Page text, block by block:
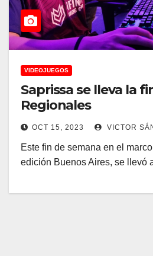
VIDEOJUEGOS
Saprissa se lleva la
Regionales
OCT 15, 2023 VICTOR
Este fin de semana en el
edición Buenos Aires, se llevó